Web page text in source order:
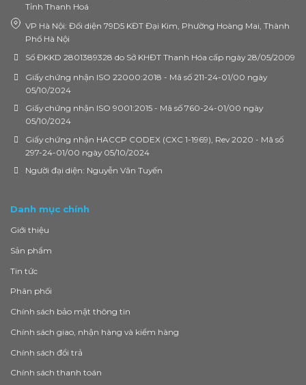
Tỉnh Thanh Hoá
VP Hà Nội: Đối diện 79D5 KĐT Đại Kim, Phường Hoàng Mai, Thành
Phố Hà Nội
Số ĐKKD 2801389328 do Sở KHĐT Thanh Hóa cấp ngày 28/05/2009
Giấy chứng nhận ISO 22000:2018 - Mã số 211-24-01/00 ngày
05/10/2024
Giấy chứng nhận ISO 9001:2015 - Mã số 760-24-01/00 ngày
05/10/2024
Giấy chứng nhận HACCP CODEX (CXC 1-1969), Rev 2020 - Mã số
297-24-01/00 ngày 05/10/2024
Người đại diện: Nguyễn Văn Tuyến
Danh mục chính
Giới thiệu
Sản phẩm
Tin tức
Phân phối
Chính sách bảo mật thông tin
Chính sách giao, nhận hàng và kiểm hàng
Chính sách đổi trả
Chính sách thanh toán